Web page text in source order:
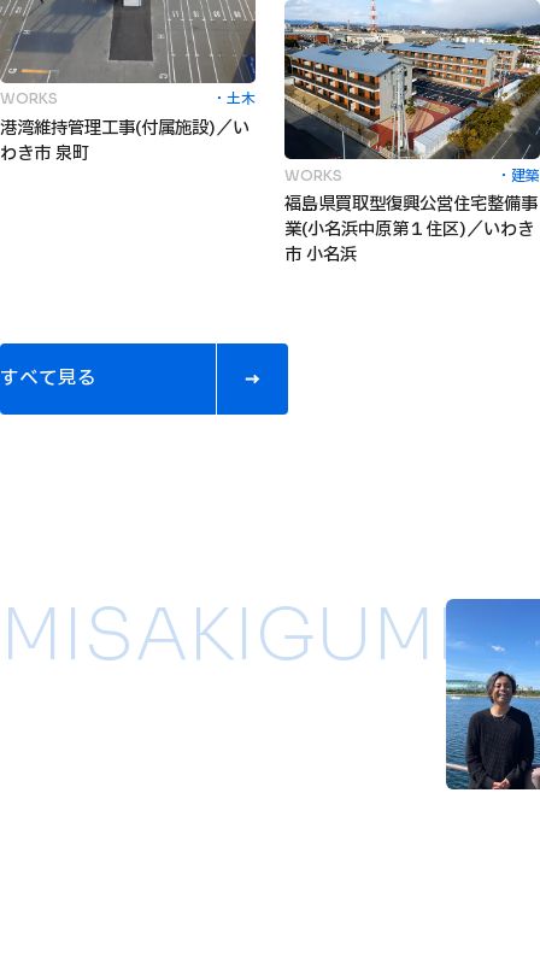
WORKS 土木
港湾維持管理工事(付属施設)／い
わき市 泉町
WORKS 建築
福島県買取型復興公営住宅整備事
業(小名浜中原第１住区)／いわき
市 小名浜
すべて見る
MISAKIGUMI